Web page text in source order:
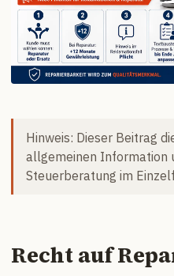
Hinweis: Dieser Beitrag
allgemeinen Information
Steuerberatung im
Recht auf